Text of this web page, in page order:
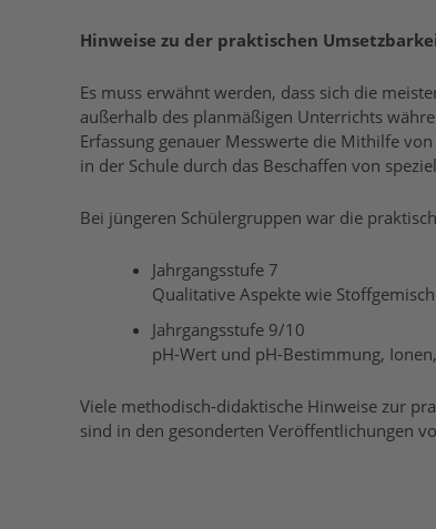
Hinweise zu der praktischen
Es muss erwähnt werden, dass sich die
außerhalb des planmäßigen Unterrichts
Erfassung genauer Messwerte die Mithilfe
in der Schule durch das Beschaffen von
Bei jüngeren Schülergruppen war die
Jahrgangsstufe 7
Qualitative Aspekte wie
Jahrgangsstufe 9/10
pH-Wert und pH-Bestimmung,
Viele methodisch-didaktische Hinweise zur
sind in den gesonderten Veröffentlichungen